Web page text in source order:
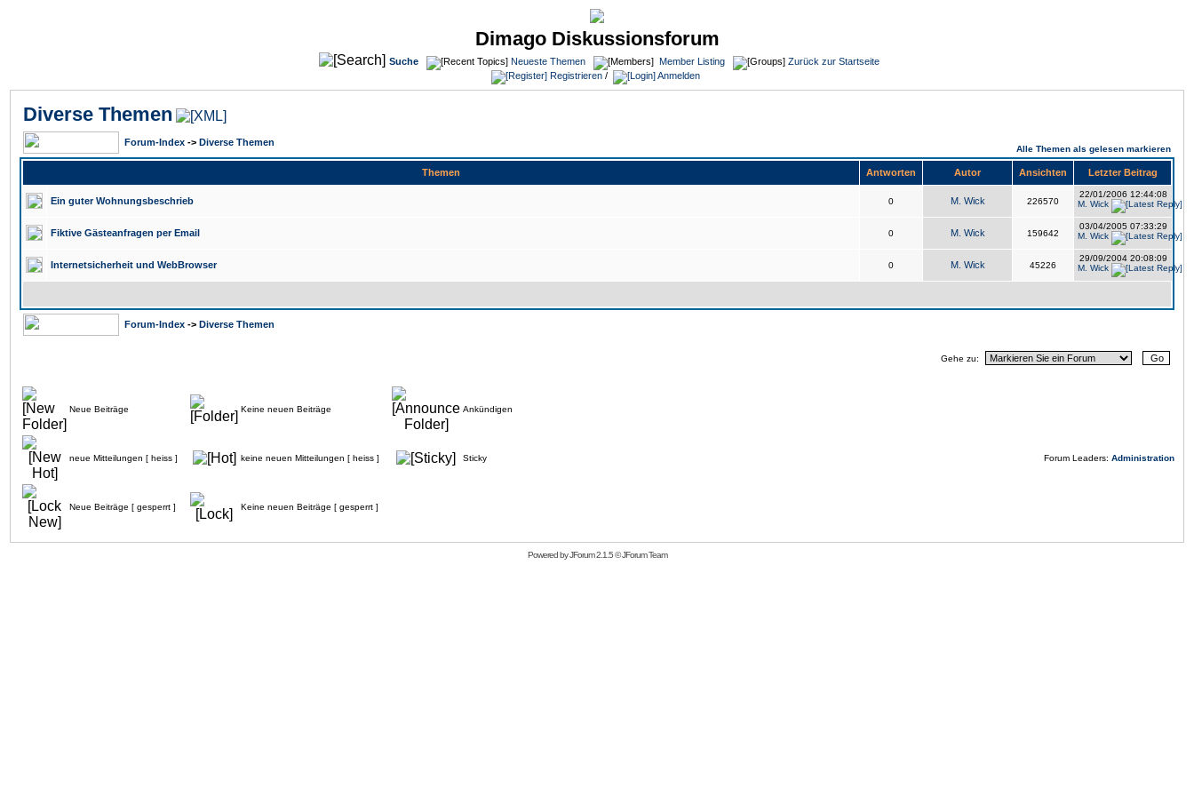
Dimago Diskussionsforum
Suche Neueste Themen Member Listing
Zurück zur Startseite
Registrieren / Anmelden
Diverse Themen
Forum-Index -> Diverse Themen
Alle Themen als gelesen markieren
Themen Antworten Autor Ansichten Letzter Beitrag
Ein guter Wohnungsbeschrieb 0 M. Wick 226570
22/01/2006 12:44:08
M. Wick
Fiktive Gästeanfragen per Email 0 M. Wick 159642
03/04/2005 07:33:29
M. Wick
Internetsicherheit und WebBrowser 0 M. Wick 45226
29/09/2004 20:08:09
M. Wick
Forum-Index -> Diverse Themen
Gehe zu:
Neue Beiträge Keine neuen Beiträge Ankündigen
neue Mitteilungen [ heiss ] keine neuen Mitteilungen [ heiss ] Sticky
Neue Beiträge [ gesperrt ] Keine neuen Beiträge [ gesperrt ]
Forum Leaders: Administration
Powered byJForum 2.1.5©JForum Team